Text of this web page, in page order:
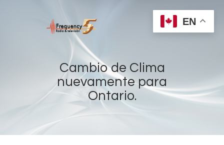
Cambio de Clima
nuevamente para
Ontario.
Home
Radios
EN